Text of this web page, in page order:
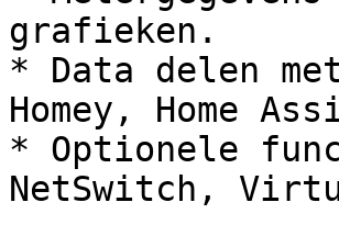
grafieken.
* Data delen
Homey, Home
* Optionele
NetSwitch,